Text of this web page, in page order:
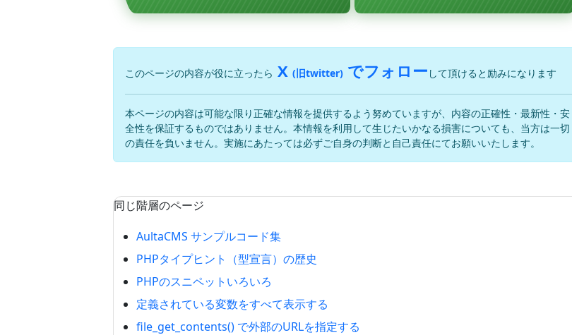
このページの内容が役に立ったら X (旧twitter) でフォロー して頂けると励みになります
本ページの内容は可能な限り正確な情報を提供するよう努めていますが、内容の正確性・最新性・安
全性を保証するものではありません。本情報を利用して生じたいかなる損害についても、当方は一切
の責任を負いません。実施にあたっては必ずご自身の判断と自己責任にてお願いいたします。
同じ階層のページ
AultaCMS サンプルコード集
PHPタイプヒント（型宣言）の歴史
PHPのスニペットいろいろ
定義されている変数をすべて表示する
file_get_contents() で外部のURLを指定する